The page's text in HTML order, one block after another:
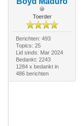
Toerder
Berichten: 493
Topics: 25
Lid sinds: Mar 2024
Bedankt: 2243
1284 x bedankt in
486 berichten